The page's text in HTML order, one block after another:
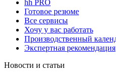
hh PRO
Готовое резюме
Все сервисы
Хочу у вас работать
Производственный
Экспертная рекомендация
Новости и статьи